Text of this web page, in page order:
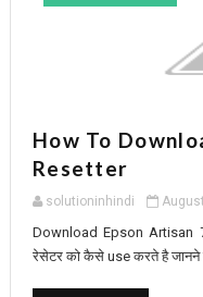
How To
Resetter
solutioninhindi
Download Epson Artisan
रेसेटर को कैसे use करते है जानने के